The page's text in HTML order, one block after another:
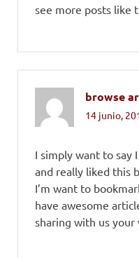
see more posts like
browse
14 junio,
I simply want to say
and really liked this
I’m want to
have awesome
sharing with us your